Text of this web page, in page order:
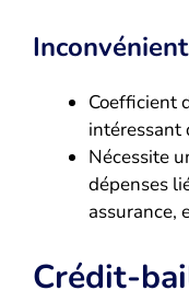
Coefficient
intéressant
Nécessite
dépenses
assurance,
Crédit-